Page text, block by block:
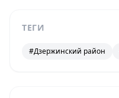
ТЕГИ
#Дзержинский район